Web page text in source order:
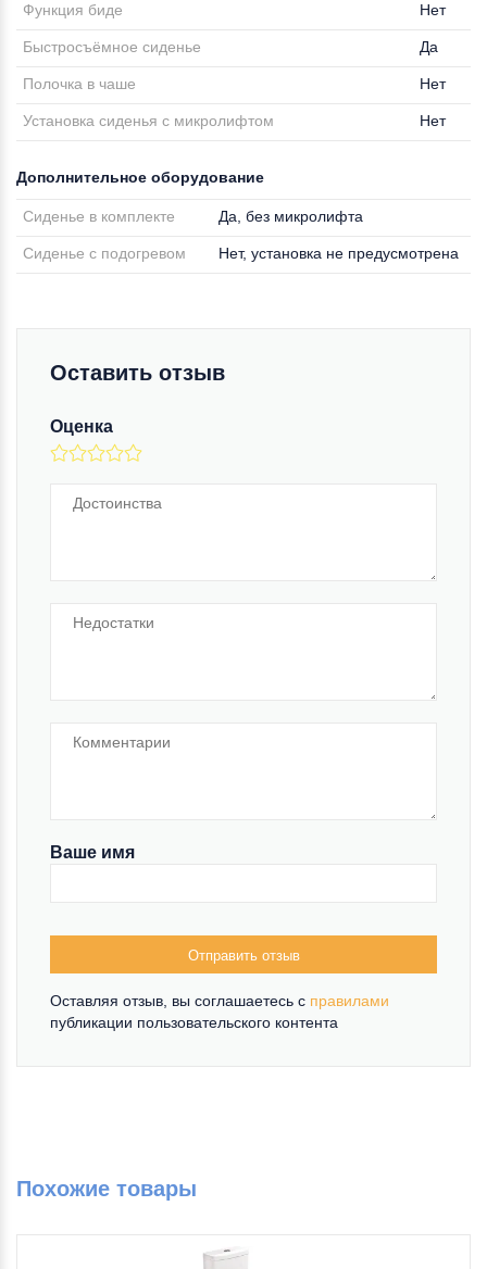
Функция биде Нет
Быстросъёмное сиденье Да
Полочка в чаше Нет
Установка сиденья с микролифтом Нет
Дополнительное оборудование
Сиденье в комплекте Да, без микролифта
Сиденье с подогревом Нет, установка не предусмотрена
Оставить отзыв
Оценка
Ваше имя
Отправить отзыв
Оставляя отзыв, вы соглашаетесь c правилами
публикации пользовательского контента
Похожие товары